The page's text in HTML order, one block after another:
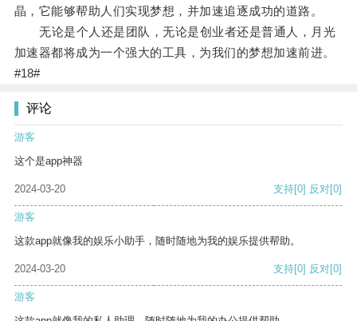
晶，它能够帮助人们实现梦想，并加速追逐成功的道路。
无论是个人还是团队，无论是创业者还是普通人，月光
加速器都将成为一个强大的工具，为我们的梦想加速前进。
#18#
评论
游客
这个是app神器
2024-03-20 支持[0] 反对[0]
游客
这款app就像我的娱乐小助手，随时随地为我的娱乐提供帮助。
2024-03-20 支持[0] 反对[0]
游客